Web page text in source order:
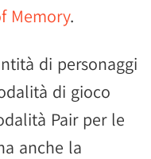
Memory.
di personaggi
di gioco
Pair per le
anche la